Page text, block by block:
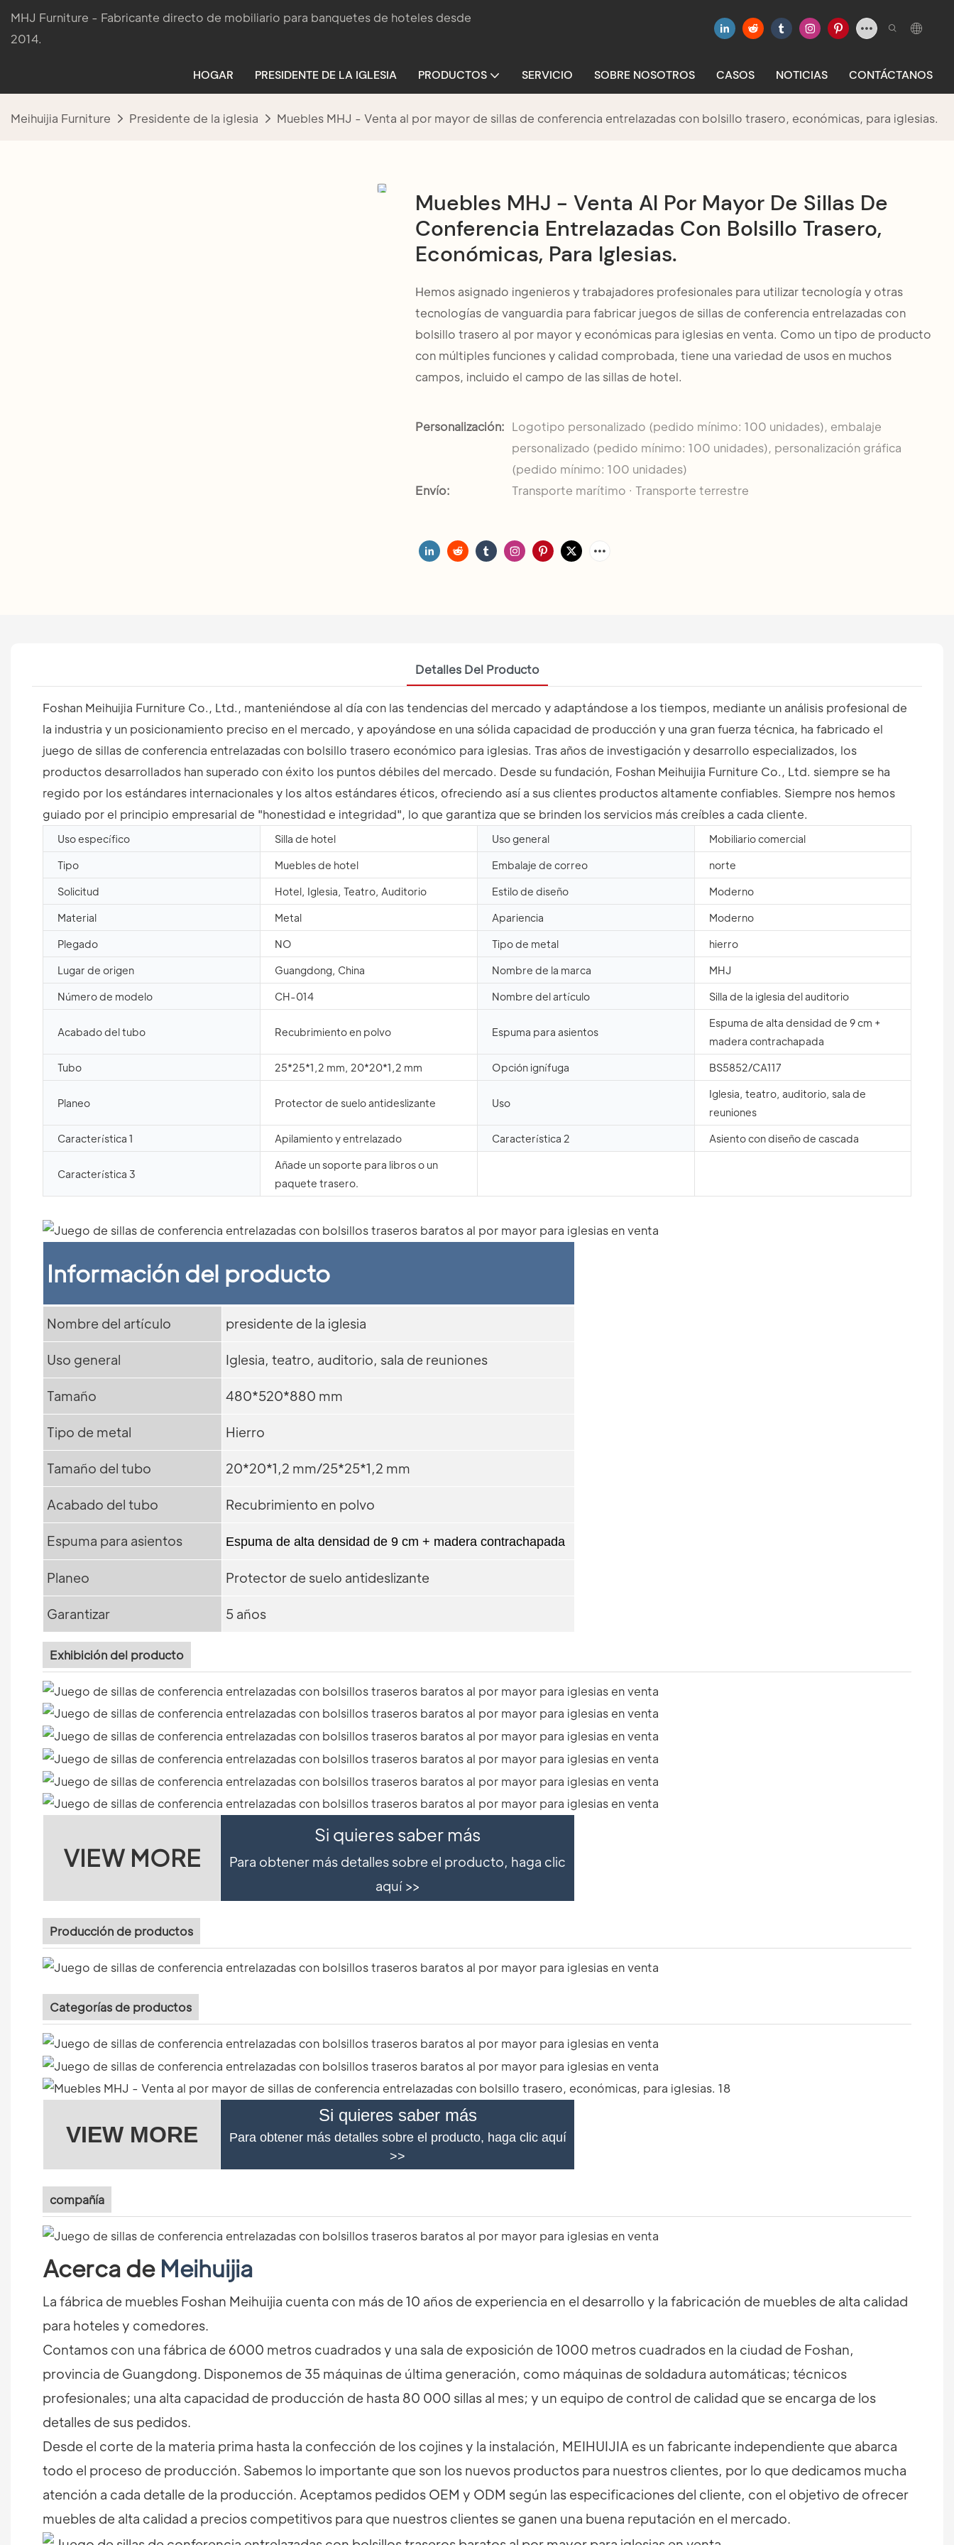
MHJ Furniture - Fabricante directo de mobiliario para banquetes de hoteles desde
2014.
HOGAR PRESIDENTE DE LA IGLESIA PRODUCTOS SERVICIO SOBRE NOSOTROS CASOS NOTICIAS CONTÁCTANOS
Meihuijia Furniture Presidente de la iglesia Muebles MHJ - Venta al por mayor de sillas de conferencia entrelazadas con bolsillo trasero, económicas, para iglesias.
Muebles MHJ - Venta Al Por Mayor De Sillas De
Conferencia Entrelazadas Con Bolsillo Trasero,
Económicas, Para Iglesias.
Hemos asignado ingenieros y trabajadores profesionales para utilizar tecnología y otras
tecnologías de vanguardia para fabricar juegos de sillas de conferencia entrelazadas con
bolsillo trasero al por mayor y económicas para iglesias en venta. Como un tipo de producto
con múltiples funciones y calidad comprobada, tiene una variedad de usos en muchos
campos, incluido el campo de las sillas de hotel.
Personalización: Logotipo personalizado (pedido mínimo: 100 unidades), embalaje
personalizado (pedido mínimo: 100 unidades), personalización gráfica
(pedido mínimo: 100 unidades)
Envío:
Transporte marítimo · Transporte terrestre
Detalles Del Producto
Foshan Meihuijia Furniture Co., Ltd., manteniéndose al día con las tendencias del mercado y adaptándose a los tiempos, mediante un análisis profesional de
la industria y un posicionamiento preciso en el mercado, y apoyándose en una sólida capacidad de producción y una gran fuerza técnica, ha fabricado el
juego de sillas de conferencia entrelazadas con bolsillo trasero económico para iglesias. Tras años de investigación y desarrollo especializados, los
productos desarrollados han superado con éxito los puntos débiles del mercado. Desde su fundación, Foshan Meihuijia Furniture Co., Ltd. siempre se ha
regido por los estándares internacionales y los altos estándares éticos, ofreciendo así a sus clientes productos altamente confiables. Siempre nos hemos
guiado por el principio empresarial de "honestidad e integridad", lo que garantiza que se brinden los servicios más creíbles a cada cliente.
Uso específico Silla de hotel Uso general Mobiliario comercial
Tipo Muebles de hotel Embalaje de correo norte
Solicitud Hotel, Iglesia, Teatro, Auditorio Estilo de diseño Moderno
Material Metal Apariencia Moderno
Plegado NO Tipo de metal hierro
Lugar de origen Guangdong, China Nombre de la marca MHJ
Número de modelo CH-014 Nombre del artículo Silla de la iglesia del auditorio
Acabado del tubo Recubrimiento en polvo Espuma para asientos
Espuma de alta densidad de 9 cm +
madera contrachapada
Tubo 25*25*1,2 mm, 20*20*1,2 mm Opción ignífuga BS5852/CA117
Planeo Protector de suelo antideslizante Uso
Iglesia, teatro, auditorio, sala de
reuniones
Característica 1 Apilamiento y entrelazado Característica 2 Asiento con diseño de cascada
Característica 3
Añade un soporte para libros o un
paquete trasero.
Información del producto
Nombre del artículo presidente de la iglesia
Uso general Iglesia, teatro, auditorio, sala de reuniones
Tamaño 480*520*880 mm
Tipo de metal Hierro
Tamaño del tubo 20*20*1,2 mm/25*25*1,2 mm
Acabado del tubo Recubrimiento en polvo
Espuma para asientos Espuma de alta densidad de 9 cm + madera contrachapada
Planeo Protector de suelo antideslizante
Garantizar 5 años
Exhibición del producto
VIEW MORE
Si quieres saber más
Para obtener más detalles sobre el producto, haga clic
aquí >>
Producción de productos
Categorías de productos
VIEW MORE
Si quieres saber más
Para obtener más detalles sobre el producto, haga clic aquí
>>
compañía
Acerca de Meihuijia
La fábrica de muebles Foshan Meihuijia cuenta con más de 10 años de experiencia en el desarrollo y la fabricación de muebles de alta calidad
para hoteles y comedores.
Contamos con una fábrica de 6000 metros cuadrados y una sala de exposición de 1000 metros cuadrados en la ciudad de Foshan,
provincia de Guangdong. Disponemos de 35 máquinas de última generación, como máquinas de soldadura automáticas; técnicos
profesionales; una alta capacidad de producción de hasta 80 000 sillas al mes; y un equipo de control de calidad que se encarga de los
detalles de sus pedidos.
Desde el corte de la materia prima hasta la confección de los cojines y la instalación, MEIHUIJIA es un fabricante independiente que abarca
todo el proceso de producción. Sabemos lo importante que son los nuevos productos para nuestros clientes, por lo que dedicamos mucha
atención a cada detalle de la producción. Aceptamos pedidos OEM y ODM según las especificaciones del cliente, con el objetivo de ofrecer
muebles de alta calidad a precios competitivos para que nuestros clientes se ganen una buena reputación en el mercado.